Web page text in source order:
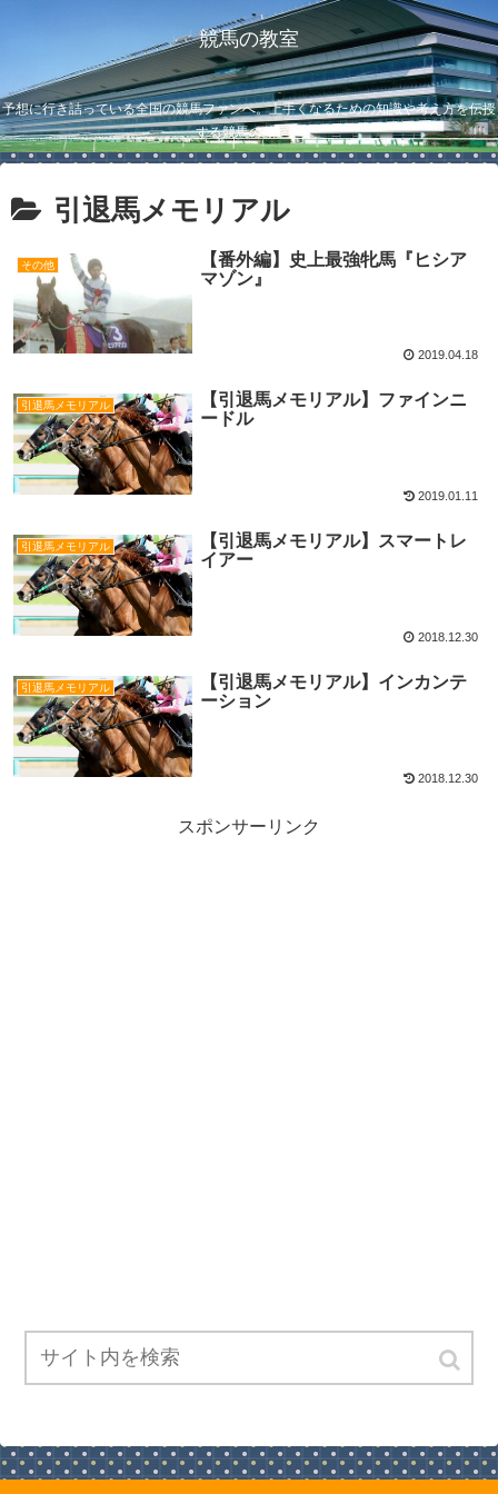
競馬の教室
予想に行き詰っている全国の競馬ファンへ。上手くなるための知識や考え方を伝授
する競馬の教室。
引退馬メモリアル
その他
【番外編】史上最強牝馬『ヒシア
マゾン』
2019.04.18
引退馬メモリアル
【引退馬メモリアル】ファインニ
ードル
2019.01.11
引退馬メモリアル
【引退馬メモリアル】スマートレ
イアー
2018.12.30
引退馬メモリアル
【引退馬メモリアル】インカンテ
ーション
2018.12.30
スポンサーリンク